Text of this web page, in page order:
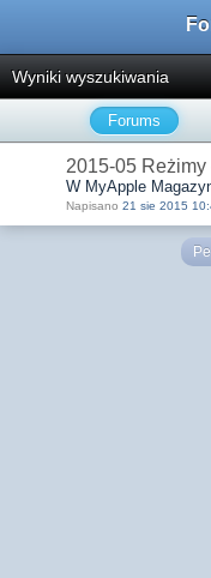
Wyniki wyszukiwania
Forums
2015-05 Reżimy
W MyApple
Napisano 21 sie 2015